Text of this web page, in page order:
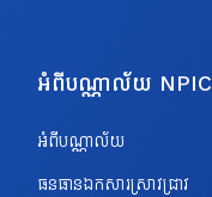
អំពីបណ្ណាល័យ NPIC
អំពីបណ្ណាល័យ
ធនធានឯកសារស្រាវជ្រាវ